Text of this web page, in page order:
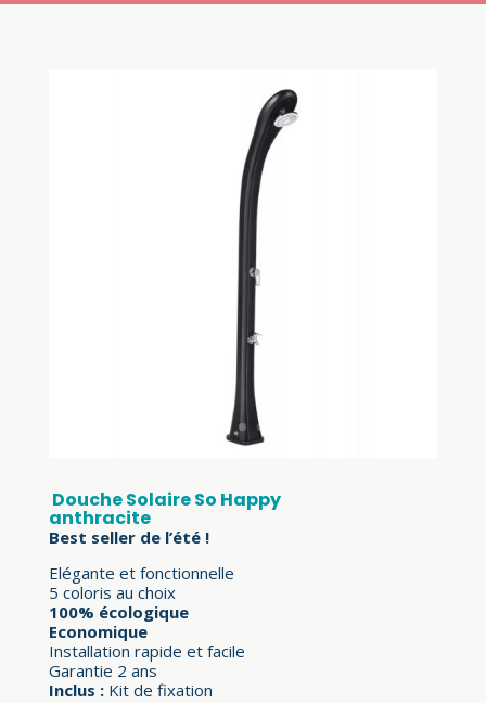
Douche Solaire So Happy
anthracite
Best seller de l’été !
Elégante et fonctionnelle
5 coloris au choix
100% écologique
Economique
Installation rapide et facile
Garantie 2 ans
Inclus :Kit de fixation